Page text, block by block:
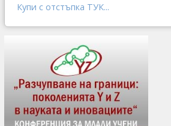
Купи с отстъпка ТУК...